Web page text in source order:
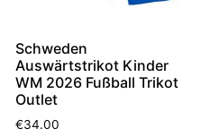
Schweden
Auswärtstrikot Kinder
WM 2026 Fußball Trikot
Outlet
€34.00